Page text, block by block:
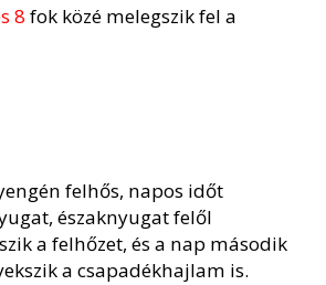
8 fok közé melegszik fel a
felhős, napos időt
északnyugat felől
a felhőzet, és a nap második
a csapadékhajlam is.